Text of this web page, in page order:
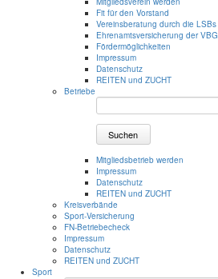
Fit für den Vorstand
Vereinsberatung durch die LSBs
Ehrenamtsversicherung der VBG
Fördermöglichkeiten
Impressum
Datenschutz
REITEN und ZUCHT
Betriebe
Suchen
Mitgliedsbetrieb werden
Impressum
Datenschutz
REITEN und ZUCHT
Kreisverbände
Sport-Versicherung
FN-Betriebecheck
Impressum
Datenschutz
REITEN und ZUCHT
Sport